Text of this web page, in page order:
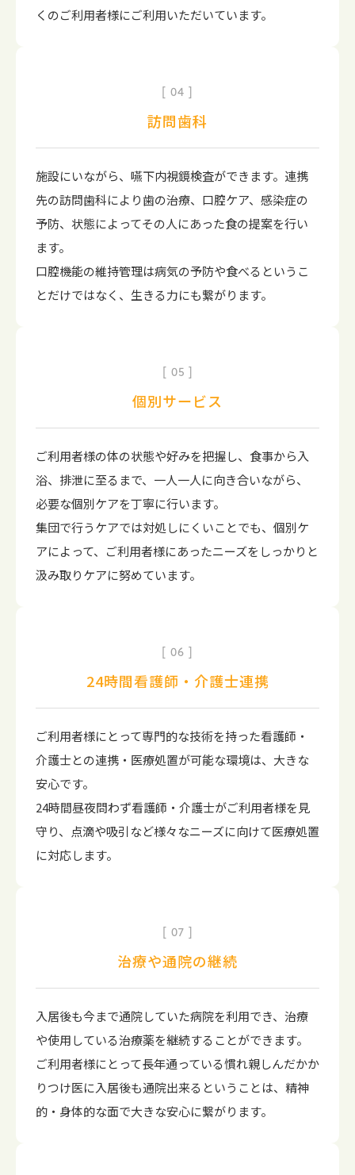
くのご利用者様にご利用いただいています。
04
訪問歯科
施設にいながら、嚥下内視鏡検査ができます。連携
先の訪問歯科により歯の治療、口腔ケア、感染症の
予防、状態によってその人にあった食の提案を行い
ます。
口腔機能の維持管理は病気の予防や食べるというこ
とだけではなく、生きる力にも繋がります。
05
個別サービス
ご利用者様の体の状態や好みを把握し、食事から入
浴、排泄に至るまで、一人一人に向き合いながら、
必要な個別ケアを丁寧に行います。
集団で行うケアでは対処しにくいことでも、個別ケ
アによって、ご利用者様にあったニーズをしっかりと
汲み取りケアに努めています。
06
24時間看護師・介護士連携
ご利用者様にとって専門的な技術を持った看護師・
介護士との連携・医療処置が可能な環境は、大きな
安心です。
24時間昼夜問わず看護師・介護士がご利用者様を見
守り、点滴や吸引など様々なニーズに向けて医療処置
に対応します。
07
治療や通院の継続
入居後も今まで通院していた病院を利用でき、治療
や使用している治療薬を継続することができます。
ご利用者様にとって長年通っている慣れ親しんだかか
りつけ医に入居後も通院出来るということは、精神
的・身体的な面で大きな安心に繋がります。